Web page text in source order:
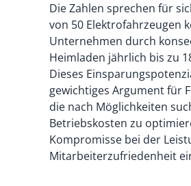
Die Zahlen sprechen für
von 50 Elektrofahrzeugen
Unternehmen durch
Heimladen jährlich bis zu
Dieses
gewichtiges Argument für
die nach Möglichkeiten
Betriebskosten zu
Kompromisse bei der
Mitarbeiterzufriedenheit